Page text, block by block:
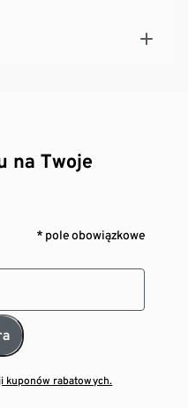
na Twoje
* pole obowiązkowe
kuponów rabatowych.